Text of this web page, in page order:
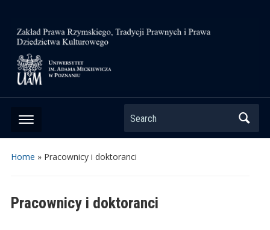
Search
Home » Pracownicy i doktoranci
Pracownicy i doktoranci